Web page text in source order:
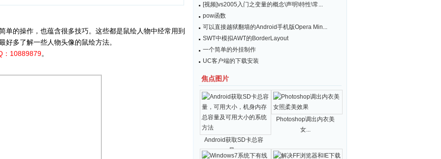
单的操作，也蕴含很多技巧。这些都是鼠绘人物中经常用到
好多了解一些人物头像的鼠绘方法。
：10889879。
[视频]vs2005入门之变量的概念\声明\特性\常...
pow函数
可以直接越狱翻墙的Android手机版Opera Min...
SWT中模拟AWT的BorderLayout
一个简单的外挂制作
UC客户端的下载安装
焦点图片
Android获取SD卡总容
量...
Photoshop调出内衣美
女...